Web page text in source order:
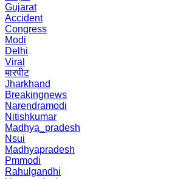
Gujarat
Accident
Congress
Modi
Delhi
Viral
मारपीट
Jharkhand
Breakingnews
Narendramodi
Nitishkumar
Madhya_pradesh
Nsui
Madhyapradesh
Pmmodi
Rahulgandhi